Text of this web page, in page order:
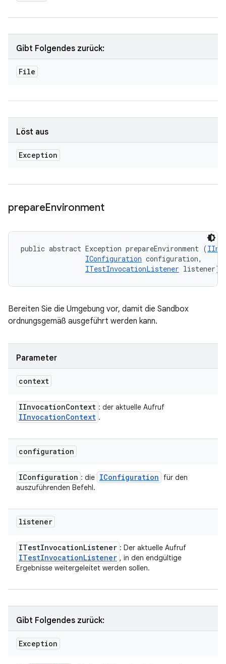
Gibt Folgendes zurück:
File
Löst aus
Exception
prepareEnvironment
public abstract Exception prepareEnvironment (
IConfiguration configuration,
ITestInvocationListener listener)
Bereiten Sie die Umgebung vor, damit die Sandbox
ordnungsgemäß ausgeführt werden kann.
Parameter
context
IInvocationContext : der aktuelle Aufruf
IInvocationContext .
configuration
IConfiguration : die IConfiguration
für den
auszuführenden Befehl.
listener
ITestInvocationListener : Der aktuelle Aufruf
ITestInvocationListener , in den endgültige
Ergebnisse weitergeleitet werden sollen.
Gibt Folgendes zurück:
Exception